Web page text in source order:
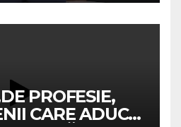
PROFESIE,
CARE ADUC